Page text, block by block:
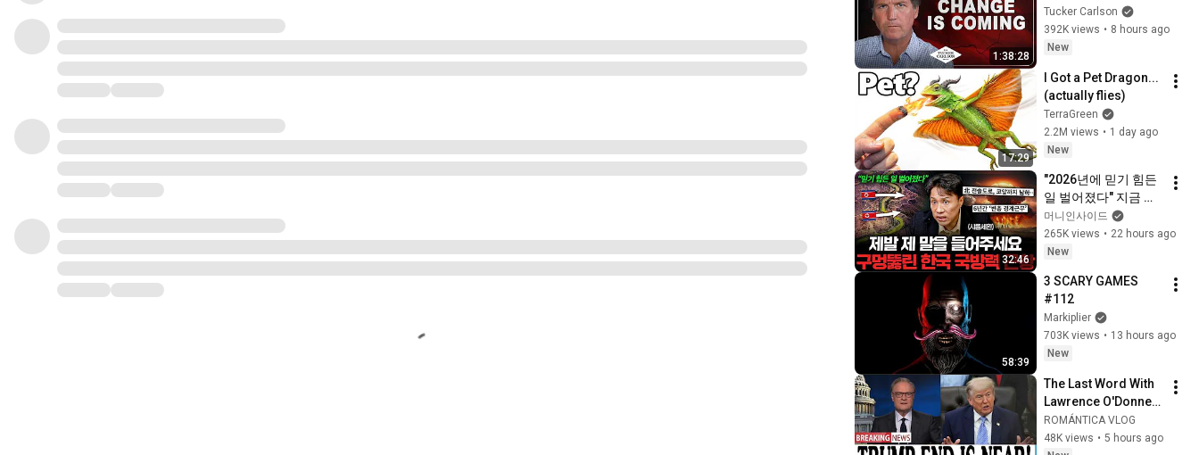
1:38:28
Tucker Carlson
392K views • 8 hours ago
New
17:29
I Got a Pet Dragon...
(actually flies)
TerraGreen
2.2M views • 1 day ago
New
32:46
"2026년에 믿기 힘든
일 벌어졌다" 지금 한
국 군사력이 위기 상
황인 진짜 이유 (샤를
세환 1부)
머니인사이드
265K views • 22 hours ago
New
58:39
3 SCARY GAMES
#112
Markiplier
703K views • 13 hours ago
New
The Last Word With
Lawrence O'Donnell
8/5/26 | 🅼🆂🅽🅱️🅲
Breaking News
ROMÁNTICA VLOG
48K views • 5 hours ago